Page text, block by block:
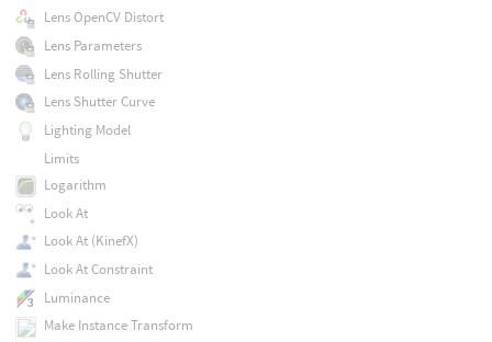
Lens OpenCV Distort
Lens Parameters
Lens Rolling Shutter
Lens Shutter Curve
Lighting Model
Limits
Logarithm
Look At
Look At (KinefX)
Look At Constraint
Luminance
Make Instance Transform